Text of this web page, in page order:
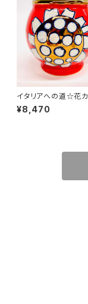
イタリアへの道☆花カ
¥8,470